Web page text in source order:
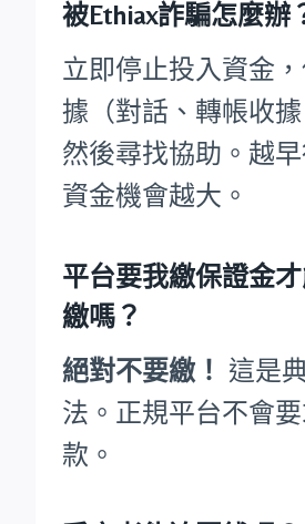
被Ethiax詐騙怎麼辦
立即停止投入資金
據（對話、轉帳收據
然後尋找協助。越
資金機會越大。
平台要我繳保證金
繳嗎？
絕對不要繳！ 這是
法。正規平台不會
款。